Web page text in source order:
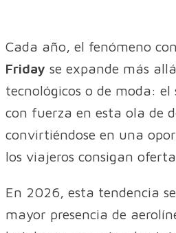
Cada año, el fenómeno
Friday se expande más
tecnológicos o de moda:
con fuerza en esta ola de
convirtiéndose en una
los viajeros consigan
En 2026, esta tendencia
mayor presencia de